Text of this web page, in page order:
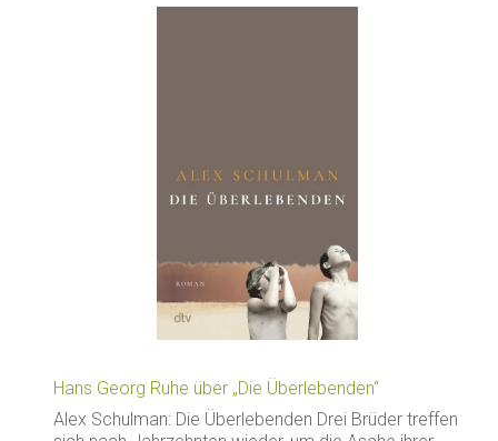
Hans Georg Ruhe über „Die Überlebenden“
Alex Schulman: Die Überlebenden Drei Brüder treffen